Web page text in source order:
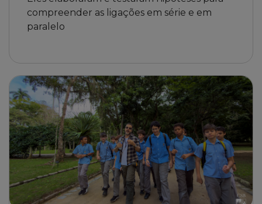
compreender as ligações em série e em
paralelo